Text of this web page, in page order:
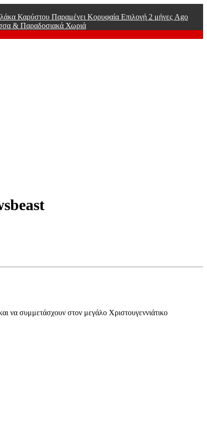
Καρύστου Παραμένει Κορυφαία Επιλογή 2 μήνες Ago
& Παραδοσιακά Χωριά
να συμμετάσχουν στον μεγάλο Χριστουγεννιάτικο